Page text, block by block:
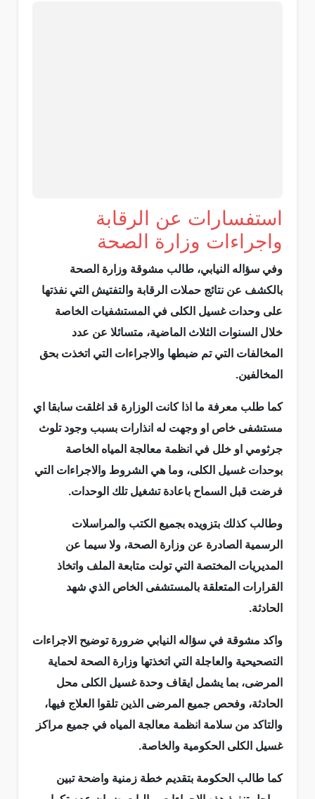
استفسارات عن الرقابة
واجراءات وزارة الصحة
وفي سؤاله النيابي، طالب مشوقة وزارة الصحة
بالكشف عن نتائج حملات الرقابة والتفتيش التي نفذتها
على وحدات غسيل الكلى في المستشفيات الخاصة
خلال السنوات الثلاث الماضية، متسائلا عن عدد
المخالفات التي تم ضبطها والاجراءات التي اتخذت بحق
المخالفين.
كما طلب معرفة ما اذا كانت الوزارة قد اغلقت سابقا اي
مستشفى خاص او وجهت له انذارات بسبب وجود تلوث
جرثومي او خلل في انظمة معالجة المياه الخاصة
بوحدات غسيل الكلى، وما هي الشروط والاجراءات التي
فرضت قبل السماح باعادة تشغيل تلك الوحدات.
وطالب كذلك بتزويده بجميع الكتب والمراسلات
الرسمية الصادرة عن وزارة الصحة، ولا سيما عن
المديريات المختصة التي تولت متابعة الملف واتخاذ
القرارات المتعلقة بالمستشفى الخاص الذي شهد
الحادثة.
واكد مشوقة في سؤاله النيابي ضرورة توضيح الاجراءات
التصحيحية والعاجلة التي اتخذتها وزارة الصحة لحماية
المرضى، بما يشمل ايقاف وحدة غسيل الكلى محل
الحادثة، وفحص جميع المرضى الذين تلقوا العلاج فيها،
والتاكد من سلامة انظمة معالجة المياه في جميع مراكز
غسيل الكلى الحكومية والخاصة.
كما طالب الحكومة بتقديم خطة زمنية واضحة تبين